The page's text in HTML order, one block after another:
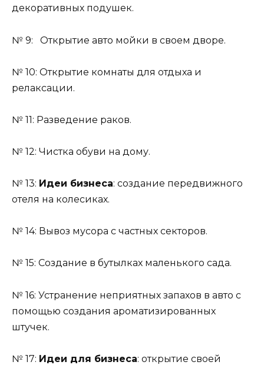
декоративных подушек.
№ 9: Открытие авто мойки в своем дворе.
№ 10: Открытие комнаты для отдыха и
релаксации.
№ 11: Разведение раков.
№ 12: Чистка обуви на дому.
№ 13: Идеи бизнеса: создание передвижного
отеля на колесиках.
№ 14: Вывоз мусора с частных секторов.
№ 15: Создание в бутылках маленького сада.
№ 16: Устранение неприятных запахов в авто с
помощью создания ароматизированных
штучек.
№ 17: Идеи для бизнеса: открытие своей